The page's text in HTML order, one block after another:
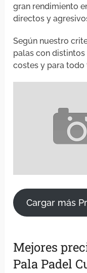
gran rendimiento
directos y
Según nuestro
palas con
costes y para todo
Cargar más
Mejores
Pala Padel